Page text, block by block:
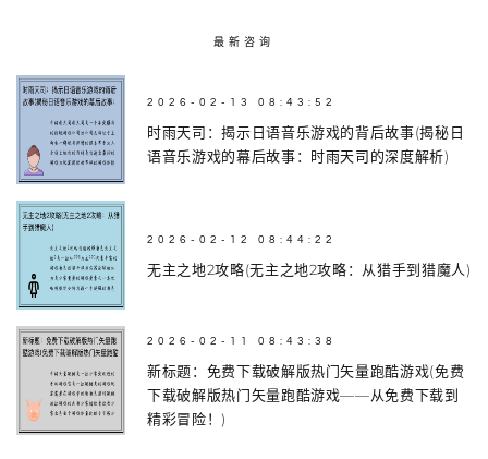
最新咨询
2026-02-13 08:43:52
时雨天司：揭示日语音乐游戏的背后故事(揭秘日
语音乐游戏的幕后故事：时雨天司的深度解析)
2026-02-12 08:44:22
无主之地2攻略(无主之地2攻略：从猎手到猎魔人)
2026-02-11 08:43:38
新标题：免费下载破解版热门矢量跑酷游戏(免费
下载破解版热门矢量跑酷游戏——从免费下载到
精彩冒险！)